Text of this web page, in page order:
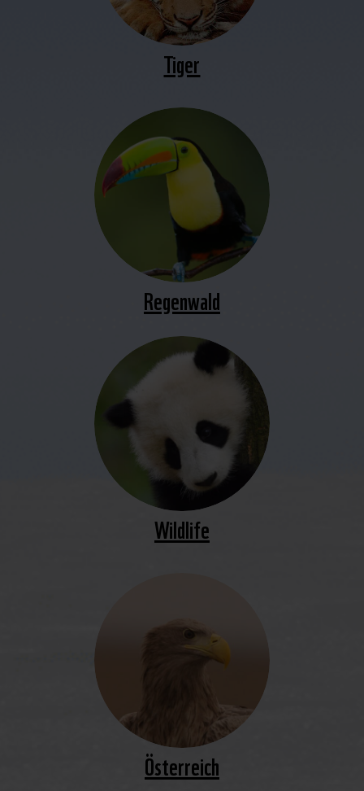
Tiger
Regenwald
Wildlife
Österreich